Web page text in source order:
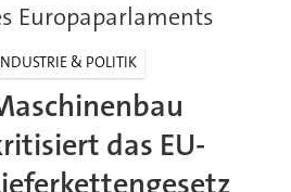
Europaparlaments
& POLITIK
das EU-